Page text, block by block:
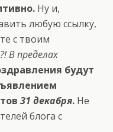
Ну и,
любую ссылку,
с твоим
В пределах
будут
31 декабря. Не
блога с